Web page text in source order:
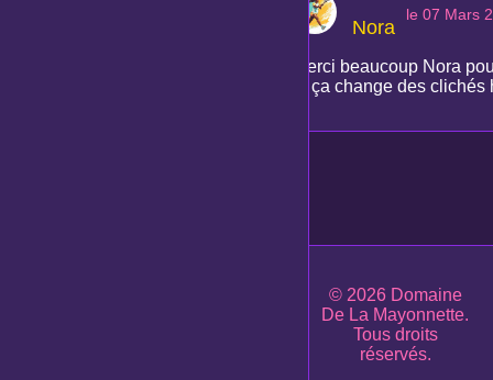
Nora
le 07 Mars
Merci beaucoup Nora
et ça change des
© 2026 Domaine
De La Mayonnette.
Tous droits
réservés.